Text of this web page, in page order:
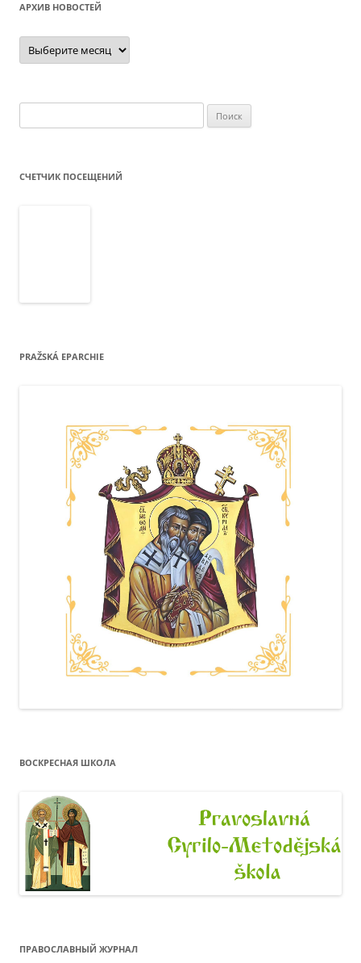
АРХИВ НОВОСТЕЙ
Архив
новостей
СЧЕТЧИК ПОСЕЩЕНИЙ
PRAŽSKÁ EPARCHIE
ВОСКРЕСНАЯ ШКОЛА
ПРАВОСЛАВНЫЙ ЖУРНАЛ